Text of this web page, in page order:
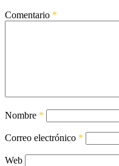
Comentario *
Nombre *
Correo electrónico *
Web